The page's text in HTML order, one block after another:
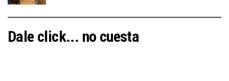
Dale click... no cuesta